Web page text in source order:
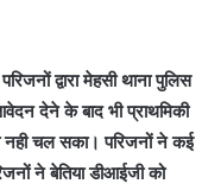
द्वारा मेहसी थाना पुलिस
देने के बाद भी प्राथमिकी
चल सका। परिजनों ने कई
ने बेतिया डीआईजी को